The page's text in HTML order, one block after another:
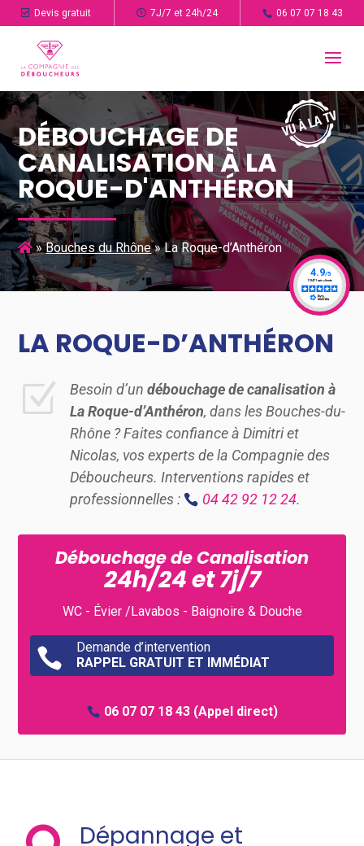
Devis gratuit 7J/7 et 24h/24 06 07 07 18 43
DÉBOUCHAGE DE
CANALISATION À LA
ROQUE-D'ANTHÉRON
»Bouches du Rhône»La Roque-d’Anthéron
LA ROQUE-D’ANTHÉRON
Z Besoin d’undébouchage de canalisation à
La Roque-d’Anthéron, dans les Bouches-du-
Rhône ? Faites confiance à Dimitri et
Nicolas, vos experts de la Compagnie des
Déboucheurs. Interventions rapides et
professionnelles :
04 42 92 12 24.
Débouchage de Canalisation
24h/24 et 7j/7
WC - Évier /Lavabos - Baignoire & Douche

Demande d’intervention
RAPPEL GRATUIT ET IMMÉDIAT
06 07 07 18 43(Appel direct)
Dépannage et